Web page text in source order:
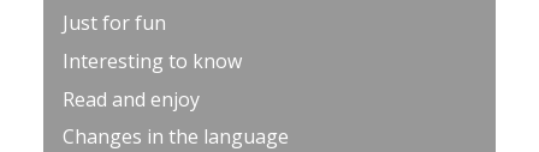
Just for fun
Interesting to know
Read and enjoy
Changes in the language